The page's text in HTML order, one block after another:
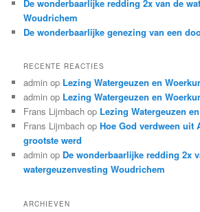
De wonderbaarlijke redding 2x van de
Woudrichem
De wonderbaarlijke genezing van een
RECENTE REACTIES
admin op Lezing Watergeuzen en
admin op Lezing Watergeuzen en
Frans Lijmbach op Lezing Watergeuzen
Frans Lijmbach opHoe God verdween uit
grootste werd
admin op De wonderbaarlijke redding 2x
watergeuzenvesting Woudrichem
ARCHIEVEN